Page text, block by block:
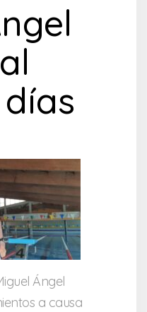
Ángel
a causa